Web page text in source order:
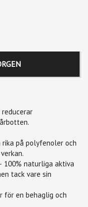
på polyfenoler och
100% naturliga aktiva
tack vare sin
för en behaglig och